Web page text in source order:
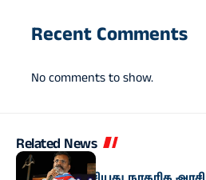
Recent Comments
No comments to show.
Related News
அரசியல்